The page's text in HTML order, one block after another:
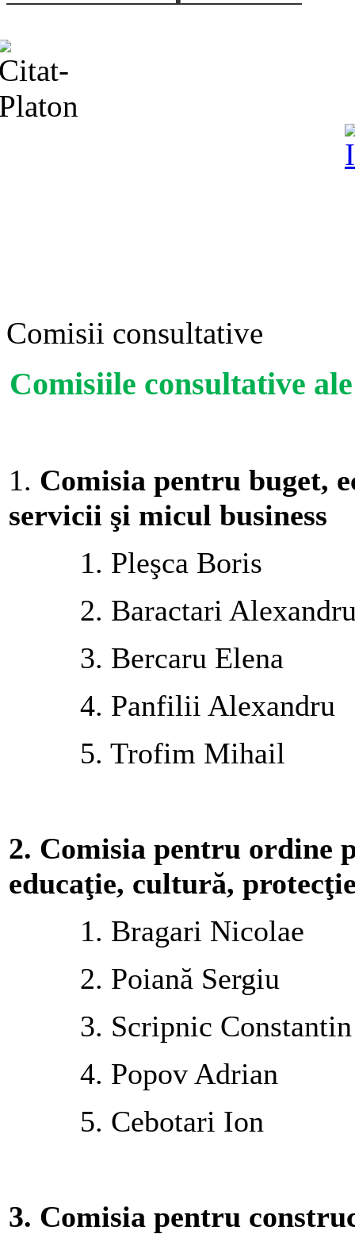
Comisii consultative
Comisiile consultative
1. Comisia pentru buget,
servicii şi micul business
1. Pleşca Boris
2. Baractari
3. Bercaru Elena
4. Panfilii Alexandru
5. Trofim Mihail
2. Comisia pentru ordine
educaţie, cultură,
1. Bragari Nicolae
2. Poiană Sergiu
3. Scripnic Constantin
4. Popov Adrian
5. Cebotari Ion
3. Comisia pentru